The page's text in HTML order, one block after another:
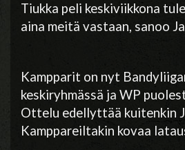
Tiukka peli keskiviikkona
aina meitä vastaan, sanoo
Kampparit on nyt
keskiryhmässä ja WP
Ottelu edellyttää kuitenkin
Kamppareiltakin kovaa